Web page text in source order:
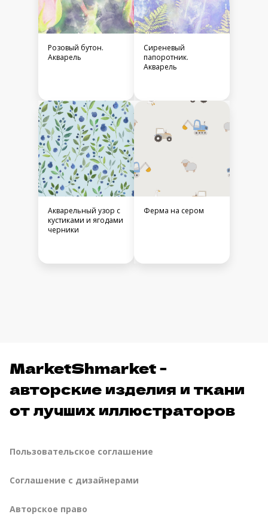
Розовый бутон.
Акварель
Сиреневый
папоротник.
Акварель
Акварельный узор с
кустиками и ягодами
черники
Ферма на сером
MarketShmarket -
авторские изделия и ткани
от лучших иллюстраторов
Пользовательское соглашение
Соглашение с дизайнерами
Авторское право